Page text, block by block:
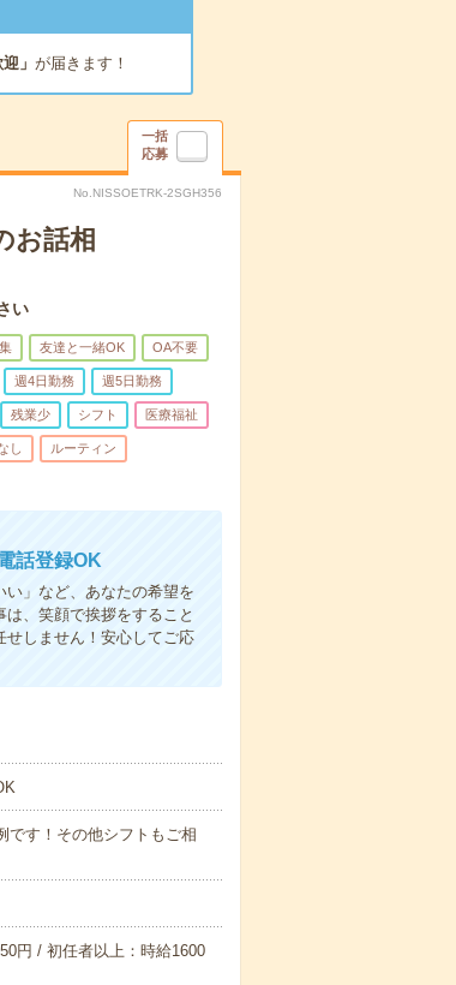
」 が届きます！
一括
応募
No.NISSOETRK-2SGH356
お話相
い
友達と一緒OK OA不要
週4日勤務 週5日勤務
残業少 シフト 医療福祉
し ルーティン
話登録OK
」など、あなたの希望を
、笑顔で挨拶をすること
しません！安心してご応
です！その他シフトもご相
円 / 初任者以上：時給1600